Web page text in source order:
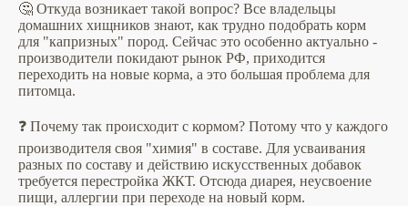
🤔 Откуда возникает такой вопрос? Все владельцы
домашних хищников знают, как трудно подобрать корм
для "капризных" пород. Сейчас это особенно актуально -
производители покидают рынок РФ, приходится
переходить на новые корма, а это большая проблема для
питомца.
❓ Почему так происходит с кормом? Потому что у каждого
производителя своя "химия" в составе. Для усваивания
разных по составу и действию искусственных добавок
требуется перестройка ЖКТ. Отсюда диарея, неусвоение
пищи, аллергии при переходе на новый корм.